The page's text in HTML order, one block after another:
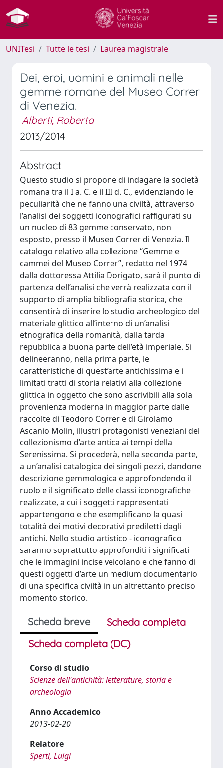
UNITesi Tutte le tesi Laurea magistrale
Dei, eroi, uomini e animali nelle
gemme romane del Museo Correr
di Venezia.
Alberti, Roberta
2013/2014
Abstract
Questo studio si propone di indagare la società
romana tra il I a. C. e il III d. C., evidenziando le
peculiarità che ne fanno una civiltà, attraverso
l’analisi dei soggetti iconografici raffigurati su
un nucleo di 83 gemme conservato, non
esposto, presso il Museo Correr di Venezia. Il
catalogo relativo alla collezione “Gemme e
cammei del Museo Correr”, redatto nel 1974
dalla dottoressa Attilia Dorigato, sarà il punto di
partenza dell’analisi che verrà realizzata con il
supporto di amplia bibliografia storica, che
consentirà di inserire lo studio archeologico del
materiale glittico all’interno di un’analisi
etnografica della romanità, dalla tarda
repubblica a buona parte dell’età imperiale. Si
delineeranno, nella prima parte, le
caratteristiche di quest’arte antichissima e i
limitati tratti di storia relativi alla collezione
glittica in oggetto che sono ascrivibili alla sola
provenienza moderna in maggior parte dalle
raccolte di Teodoro Correr e di Girolamo
Ascanio Molin, illustri protagonisti veneziani del
collezionismo d’arte antica ai tempi della
Serenissima. Si procederà, nella seconda parte,
a un’analisi catalogica dei singoli pezzi, dandone
descrizione gemmologica e approfondendo il
ruolo e il significato delle classi iconografiche
realizzate, a cui i soggetti rappresentati
appartengono e che esemplificano la quasi
totalità dei motivi decorativi prediletti dagli
antichi. Nello studio artistico - iconografico
saranno soprattutto approfonditi i significati
che le immagini incise veicolano e che fanno di
questi oggetti d’arte un medium documentario
di una specifica civiltà in un altrettanto preciso
momento storico.
Scheda breve
Scheda completa
Scheda completa (DC)
Corso di studio
Scienze dell'antichità: letterature, storia e
archeologia
Anno Accademico
2013-02-20
Relatore
Sperti, Luigi